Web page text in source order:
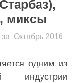
миксы
Октябрь 2016
одним из